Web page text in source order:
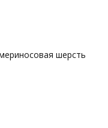
шерсть